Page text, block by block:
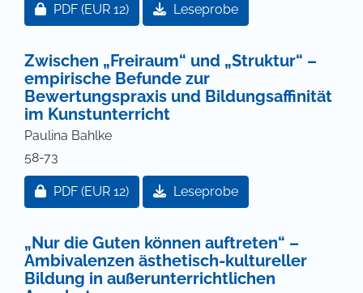
Zugang für Abonnent/innen oder durch Zahlung
PDF (EUR 12) Leseprobe
Zwischen „Freiraum“ und „Struktur“ –
empirische Befunde zur
Bewertungspraxis und Bildungsaffinität
im Kunstunterricht
Paulina Bahlke
58-73
Zugang für Abonnent/innen oder durch Zahlung
PDF (EUR 12) Leseprobe
„Nur die Guten können auftreten“ –
Ambivalenzen ästhetisch-kultureller
Bildung in außerunterrichtlichen